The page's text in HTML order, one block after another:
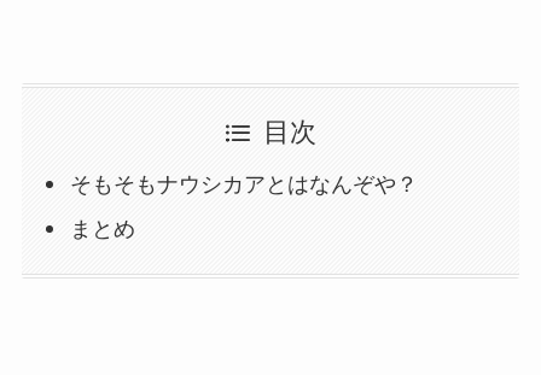
目次
そもそもナウシカアとはなんぞや？
まとめ